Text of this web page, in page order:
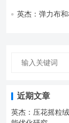
英杰：弹力布
近期文章
英杰：压花摇粒